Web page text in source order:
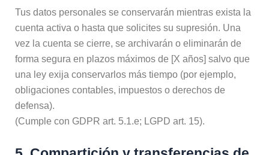
Tus datos personales se conservarán mientras exista la
cuenta activa o hasta que solicites su supresión. Una
vez la cuenta se cierre, se archivarán o eliminarán de
forma segura en plazos máximos de [X años] salvo que
una ley exija conservarlos más tiempo (por ejemplo,
obligaciones contables, impuestos o derechos de
defensa).
(Cumple con GDPR art. 5.1.e; LGPD art. 15).